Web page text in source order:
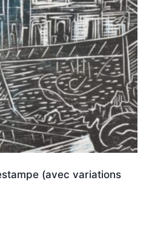
(avec variations